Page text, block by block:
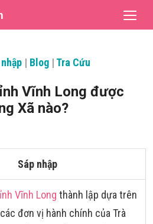
| Blog | Tra Cứu
Vĩnh Long được
Xã nào?
Sáp nhập
Vĩnh Long thành lập dựa trên
đơn vị hành chính của Trà